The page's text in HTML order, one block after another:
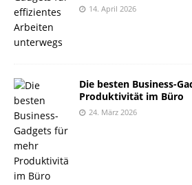
14. April 2026
Die besten Business-
Produktivität im Büro
24. März 2026